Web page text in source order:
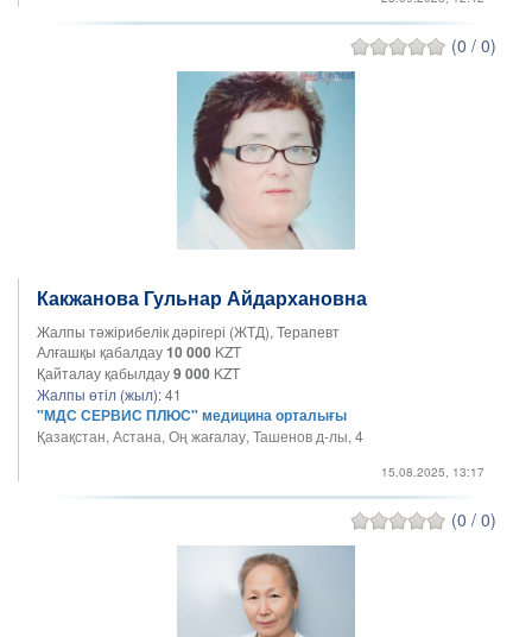
(0 / 0)
Какжанова Гульнар Айдархановна
Жалпы тәжірибелік дәрігері (ЖТД), Терапевт
Алғашқы қабалдау10 000 KZT
Қайталау қабылдау9 000 KZT
Жалпы өтіл (жыл):41
"МДС СЕРВИС ПЛЮС" медицина орталығы
Қазақстан, Астана, Оң жағалау, Ташенов д-лы, 4
15.08.2025, 13:17
(0 / 0)